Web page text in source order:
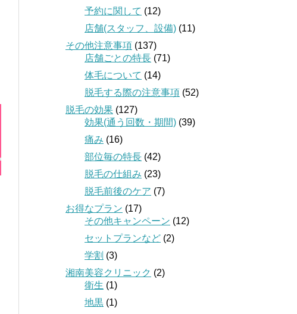
予約に関して (12)
店舗(スタッフ、設備) (11)
その他注意事項 (137)
店舗ごとの特長 (71)
体毛について (14)
脱毛する際の注意事項 (52)
脱毛の効果 (127)
効果(通う回数・期間) (39)
痛み (16)
部位毎の特長 (42)
脱毛の仕組み (23)
脱毛前後のケア (7)
お得なプラン (17)
その他キャンペーン (12)
セットプランなど (2)
学割 (3)
湘南美容クリニック (2)
衛生 (1)
地黒 (1)